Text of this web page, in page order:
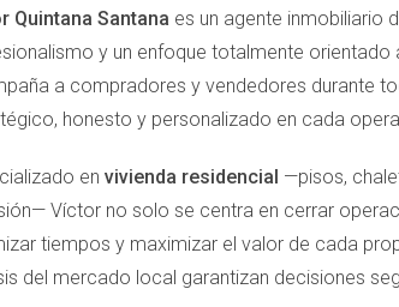
muchos clientes. Cada vez que alguien se
a otros en una fuente constante de ingresos
quien se convirtió en asesora
seguros de hogar a sus conocidos.
Su enfoque centrado en el cliente le
María ganó la confianza de sus clientes.
disfrutar de ingresos pasivos mientras
Quintana Santana es un agente inmobiliario
y un enfoque totalmente
a compradores y vendedores durante
honesto y personalizado en cada
en vivienda residencial —pisos,
Víctor no solo se centra en cerrar
tiempos y maximizar el valor de cada
del mercado local garantizan decisiones